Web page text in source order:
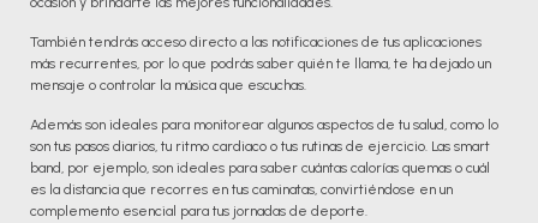
También tendrás acceso directo a las notificaciones de tus aplicaciones
más recurrentes, por lo que podrás saber quién te llama, te ha dejado un
mensaje o controlar la música que escuchas.
Además son ideales para monitorear algunos aspectos de tu salud, como lo
son tus pasos diarios, tu ritmo cardiaco o tus rutinas de ejercicio. Las smart
band, por ejemplo, son ideales para saber cuántas calorías quemas o cuál
es la distancia que recorres en tus caminatas, convirtiéndose en un
complemento esencial para tus jornadas de deporte.